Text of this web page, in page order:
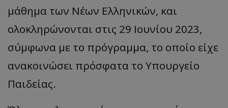
μάθημα των Νέων Ελληνικών, και
ολοκληρώνονται στις 29 Ιουνίου 2023,
σύμφωνα με το πρόγραμμα, το οποίο είχε
ανακοινώσει πρόσφατα το Υπουργείο
Παιδείας.